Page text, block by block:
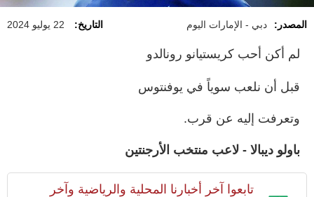
المصدر: دبي - الإمارات اليوم التاريخ: 22 يوليو 2024
لم أكن أحب كريستيانو رونالدو
قبل أن نلعب سوياً في يوفنتوس
وتعرفت إليه عن قرب.
باولو ديبالا - لاعب منتخب الأرجنتين
تابعوا آخر أخبارنا المحلية والرياضية وآخر